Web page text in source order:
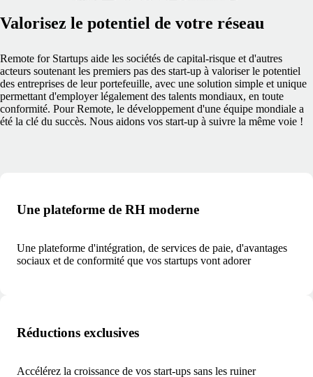
Valorisez le potentiel de votre réseau
Remote for Startups aide les sociétés de capital-risque et d'autres
acteurs soutenant les premiers pas des start-up à valoriser le potentiel
des entreprises de leur portefeuille, avec une solution simple et unique
permettant d'employer légalement des talents mondiaux, en toute
conformité. Pour Remote, le développement d'une équipe mondiale a
été la clé du succès. Nous aidons vos start-up à suivre la même voie !
Une plateforme de RH moderne
Une plateforme d'intégration, de services de paie, d'avantages
sociaux et de conformité que vos startups vont adorer
Réductions exclusives
Accélérez la croissance de vos start-ups sans les ruiner